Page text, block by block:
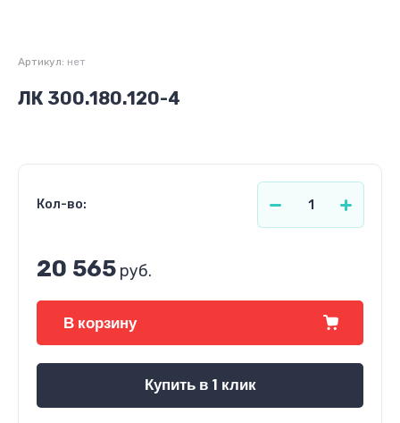
Артикул: нет
ЛК 300.180.120-4
Кол-во:
20 565 руб.
В корзину
Купить в 1 клик